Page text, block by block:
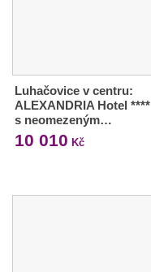
Luhačovice v centru:
ALEXANDRIA Hotel ****
s neomezeným…
10 010 Kč